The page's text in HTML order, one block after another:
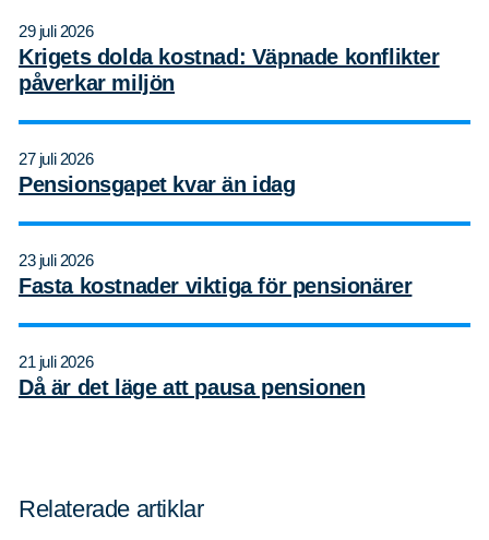
29 juli 2026
Krigets dolda kostnad: Väpnade konflikter
påverkar miljön
27 juli 2026
Pensionsgapet kvar än idag
23 juli 2026
Fasta kostnader viktiga för pensionärer
21 juli 2026
Då är det läge att pausa pensionen
Relaterade artiklar